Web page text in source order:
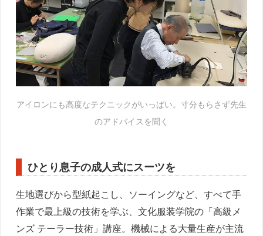
アイロンにも高度なテクニックがいっぱい。寸分もらさず先生
のアドバイスを聞く
ひとり息子の成人式にスーツを
生地選びから型紙起こし、ソーイングなど、すべて手
作業で最上級の技術を学ぶ、文化服装学院の「高級メ
ンズ テーラー技術」講座。機械による大量生産が主流